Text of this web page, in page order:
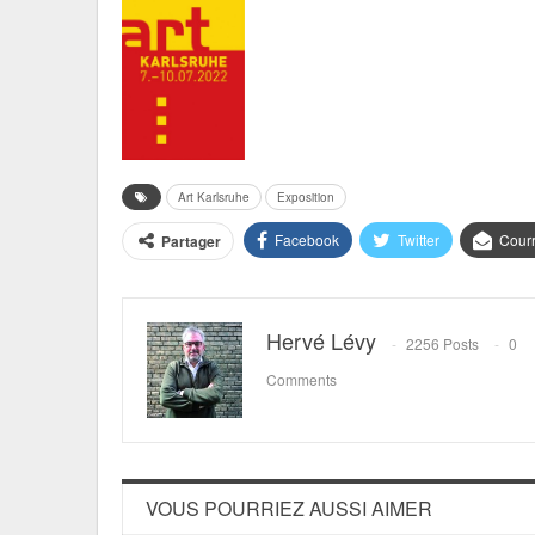
Art Karlsruhe Exposition
Partager Facebook Twitter
Hervé Lévy 2256 Posts
0
Comments
VOUS POURRIEZ AUSSI AIMER